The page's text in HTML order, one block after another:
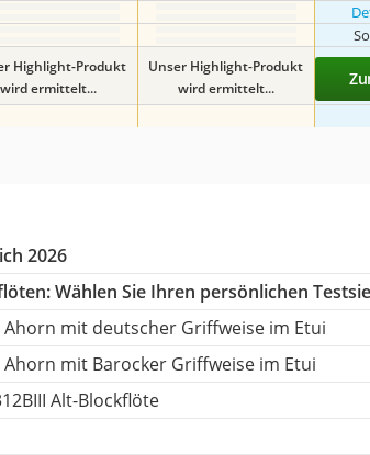
Highlight-Produkt
wird ermittelt...
Unser Highlight-Produkt
wird ermittelt...
2026
Wählen Sie Ihren persönlichen
Ahorn mit deutscher Griffweise im Etui
mit Barocker Griffweise im Etui
Alt-Blockflöte